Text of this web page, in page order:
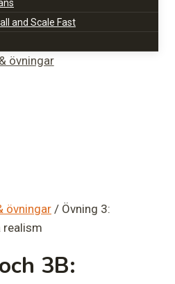
and Scale Fast
övningar
övningar / Övning 3:
3B: